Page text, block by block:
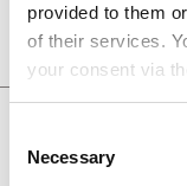
provided to them
of their services.
your consent via
Selection
Necessary
Videowall